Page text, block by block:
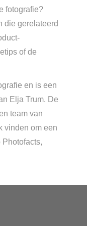
fotografie?
die gerelateerd
of de
en is een
Elja Trum. De
team van
vinden om een